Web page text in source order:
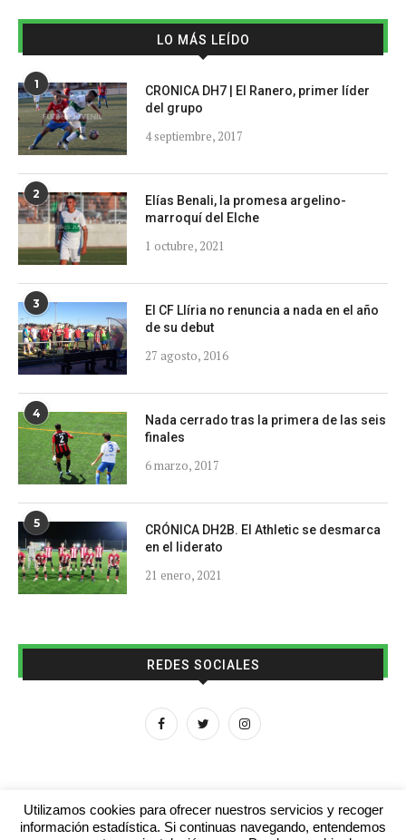
LO MÁS LEÍDO
1
CRONICA DH7 | El Ranero, primer líder
del grupo
4 septiembre, 2017
2
Elías Benali, la promesa argelino-
marroquí del Elche
1 octubre, 2021
3
El CF Llíria no renuncia a nada en el año
de su debut
27 agosto, 2016
4
Nada cerrado tras la primera de las seis
finales
6 marzo, 2017
5
CRÓNICA DH2B. El Athletic se desmarca
en el liderato
21 enero, 2021
REDES SOCIALES
Utilizamos cookies para ofrecer nuestros servicios y recoger
información estadística. Si continuas navegando, entendemos